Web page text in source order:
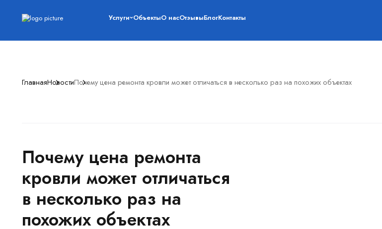
Услуги ОбъектыО насОтзывыБлогКонтакты
ГлавнаяНовостиПочему цена ремонта кровли может отличаться в несколько раз на похожих объектах
Почему цена ремонта
кровли может отличаться
в несколько раз на
похожих объектах